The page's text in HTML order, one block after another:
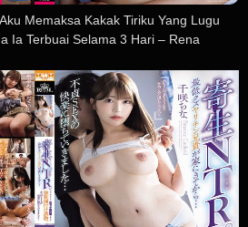
Memaksa Kakak Tiriku Yang Lugu
Ia Terbuai Selama 3 Hari – Rena